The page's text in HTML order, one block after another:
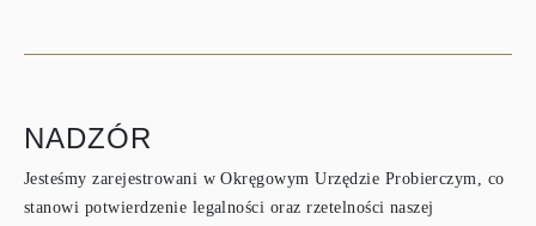
NADZÓR
Jesteśmy zarejestrowani w Okręgowym Urzędzie Probierczym, co
stanowi potwierdzenie legalności oraz rzetelności naszej